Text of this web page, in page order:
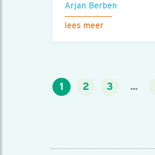
Arjan Berben
lees meer
1 2 3 ...